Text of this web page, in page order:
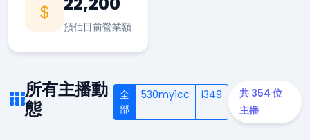
預估目前營業額
所有主播動
態
全
部
530my1cc i349
共 354 位
主播